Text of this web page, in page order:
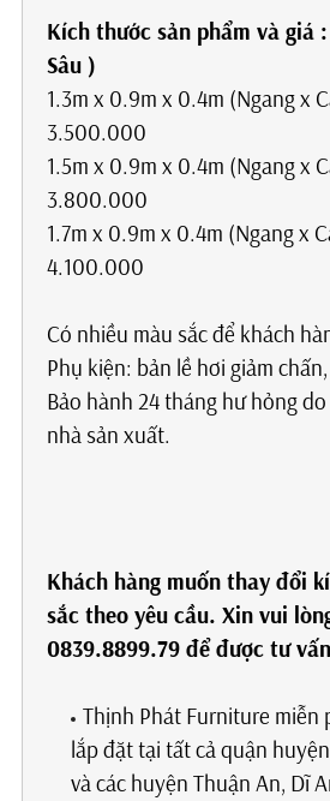
Kích thước sản phẩm và giá:
Sâu )
1.3m x 0.9m x 0.4m (Ngang x
3.500.000
1.5m x 0.9m x 0.4m (Ngang x
3.800.000
1.7m x 0.9m x 0.4m (Ngang x
4.100.000
Có nhiều màu sắc để khách
Phụ kiện: bản lề hơi giảm
Bảo hành 24 tháng hư hỏng
nhà sản xuất.
Khách hàng muốn thay đổi
sắc theo yêu cầu. Xin vui
0839.8899.79 để được tư
Thịnh Phát Furniture miễn
lắp đặt tại tất cả quận
và các huyện Thuận An, Dĩ